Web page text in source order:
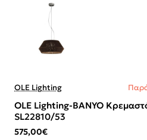
OLE Lighting
OLE Lighting-BANYO
SL22810/53
575,00€